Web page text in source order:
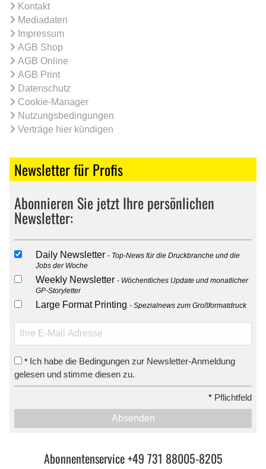
Kontakt
Mediadaten
Impressum
AGB Shop
AGB Online
AGB Print
Datenschutz
Cookie-Manager
Nutzungsbedingungen
Verträge hier kündigen
Newsletter für Profis
Abonnieren Sie jetzt Ihre persönlichen
Newsletter:
Daily Newsletter
Top-News für die Druckbranche und die
Jobs der Woche
Weekly Newsletter
Wöchentliches Update und monatlicher
GP-Storyletter
Large Format Printing Spezialnews zum Großformatdruck
* Ich habe die Bedingungen zur Newsletter-Anmeldung
gelesen und stimme diesen zu.
* Pflichtfeld
Absenden
Abonnentenservice +49 731 88005-8205